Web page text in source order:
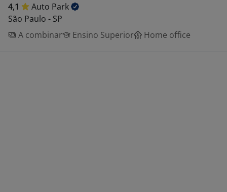
4,1 Auto Park
São Paulo - SP
A combinar
Ensino Superior Home office